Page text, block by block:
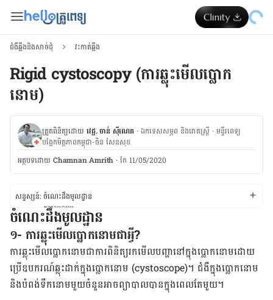
ជំងឺឆ្អឹងនិងសាច់ដុំ វះកាត់ឆ្អឹង
Rigid cystoscopy (ការ​ឆ្លុះ​មើល​ប្លោក​
នោម)
ត្រួតពិនិត្យដោយ វេជ្ជ. ចាន់ ស៊ីណេត ·ឯកទេសសម្ភព និងរោគស្ត្រី ·ម​ន្ទីរពេទ្យ
បង្អែកមិត្តភាពកម្ពុជា-ចិន សែនសុខ
អត្ថបទ​ដោយ Chamnan Amrith ·កែ 11/05/2020
សន្ទស្សន៍: ចំណេះដឹងមូលដ្ឋាន
កត្តាប្រឈម
ដំណើរការលាង​ឈាម
ថែទាំក្រោយការឆ្លុះមើល​ប្លោក​នោម
ចំណេះដឹងមូលដ្ឋាន
១- ការ​ឆ្លុះ​មើល​ប្លោក​នោមជាអ្វី?
ការ​ឆ្លុះ​មើល​ប្លោក​នោម​ជា​ការ​ពិនិត្យ​រក​មើល​បញ្ហា​នៅ​ក្នុង​ប្លោក​នោម​ដោយ​
ប្រើ​ឧបករណ៍​ឆ្លុះ​ដាក់​ក្នុង​ប្លោក​នោម (cystoscope)។ ជំងឺក្នុង​ប្លោក​នោម​
និង​បំពង់​ទឹក​នោម​​មួយ​ចំនួន​អាច​ព្យាបាល​បាន​ក្នុង​ពេល​តែ​មួយ។